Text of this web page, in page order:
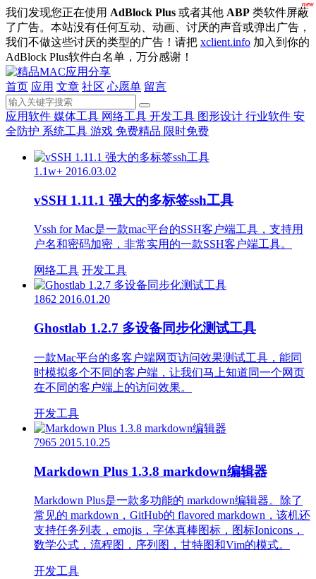
我们发现您正在使用 AdBlock Plus 或者其他 ABP 类软件屏蔽
了广告。本站没有任何互动、动画、讨厌的声音或弹出广告，
我们不做这些讨厌的类型的广告！请把 xclient.info 加入到你的
AdBlock Plus软件白名单，万分感谢！
首页 应用 文章 社区 心愿单 留言
应用软件 媒体工具 网络工具 开发工具 图形设计 行业软件 安
全防护 系统工具 游戏 免费精品 限时免费
new
1.1w+ 2016.03.02
vSSH 1.11.1 强大的多标签ssh工具
Vssh for Mac是一款mac平台的SSH客户端工具，支持用
户名和密码加密，非常实用的一款SSH客户端工具。
网络工具 开发工具
1862 2016.01.20
Ghostlab 1.2.7 多设备同步化测试工具
一款Mac平台的多客户端网页访问效果测试工具，能同
时模拟多个不同的客户端，让我们马上知道同一个网页
在不同的客户端上的访问效果。
开发工具
7965 2015.10.25
Markdown Plus 1.3.8 markdown编辑器
Markdown Plus是一款多功能的 markdown编辑器。除了
常见的 markdown，GitHub的 flavored markdown，该机还
支持任务列表，emojis，字体真棒图标，图标Ionicons，
数学公式，流程图，序列图，甘特图和Vim的模式。
开发工具